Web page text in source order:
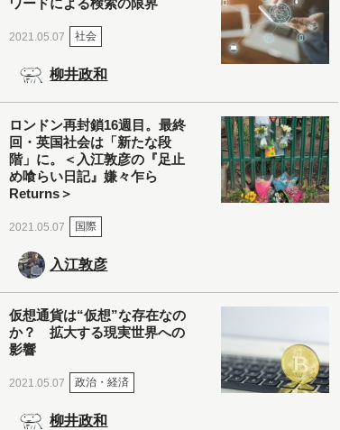
ワードによる検索の限界
2021.05.07 社会
柳井政和
ロンドン再封鎖16週目。最終
回・英国社会は「新たな段
階」に。＜入江敦彦の『足止
め喰らい日記』嫌々乍ら
Returns＞
2021.05.07 国際
入江敦彦
仮想通貨は“仮想”な存在なの
か？ 拡大する現実世界への
影響
2021.05.07 政治・経済
柳井政和